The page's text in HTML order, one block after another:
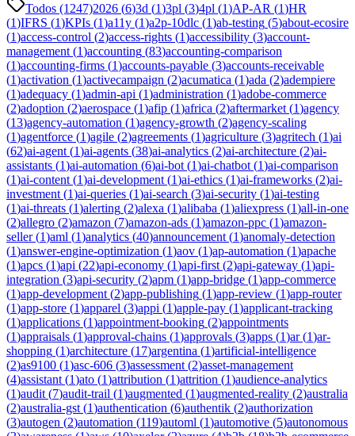
Todos (1247)2026 (6)3d (1)3pl (3)4pl (1)AP-AR (1)HR
(1)IFRS (1)KPIs (1)a11y (1)a2p-10dlc (1)ab-testing (5)about-ecosire
(1)access-control (2)access-rights (1)accessibility (3)account-
management (1)accounting (83)accounting-comparison
(1)accounting-firms (1)accounts-payable (3)accounts-receivable
(1)activation (1)activecampaign (2)acumatica (1)ada (2)adempiere
(1)adequacy (1)admin-api (1)administration (1)adobe-commerce
(2)adoption (2)aerospace (1)afip (1)africa (2)aftermarket (1)agency
(13)agency-automation (1)agency-growth (2)agency-scaling
(1)agentforce (1)agile (2)agreements (1)agriculture (3)agritech (1)ai
(62)ai-agent (1)ai-agents (38)ai-analytics (2)ai-architecture (2)ai-
assistants (1)ai-automation (6)ai-bot (1)ai-chatbot (1)ai-comparison
(1)ai-content (1)ai-development (1)ai-ethics (1)ai-frameworks (2)ai-
investment (1)ai-queries (1)ai-search (3)ai-security (1)ai-testing
(1)ai-threats (1)alerting (2)alexa (1)alibaba (1)aliexpress (1)all-in-one
(2)allegro (2)amazon (7)amazon-ads (1)amazon-ppc (1)amazon-
seller(1)aml (1)analytics (40)announcement (1)anomaly-detection
(1)answer-engine-optimization (1)aov (1)ap-automation (1)apache
(1)apcs (1)api (22)api-economy (1)api-first (2)api-gateway (1)api-
integration (3)api-security (2)apm (1)app-bridge (1)app-commerce
(1)app-development (2)app-publishing (1)app-review (1)app-router
(1)app-store (1)apparel (3)appi (1)apple-pay (1)applicant-tracking
(1)applications (1)appointment-booking (2)appointments
(1)appraisals (1)approval-chains (1)approvals (3)apps (1)ar(1)ar-
shopping (1)architecture (17)argentina (1)artificial-intelligence
(2)as9100 (1)asc-606 (3)assessment (2)asset-management
(4)assistant (1)ato (1)attribution (1)attrition (1)audience-analytics
(1)audit (7)audit-trail (1)augmented (1)augmented-reality (2)australia
(2)australia-gst (1)authentication (6)authentik (2)authorization
(3)autogen (2)automation (119)automl (1)automotive (5)autonomous